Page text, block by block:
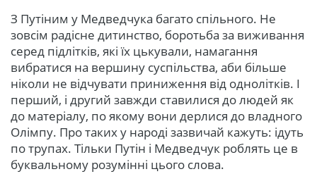
З Путіним у Медведчука багато спільного. Не
зовсім радісне дитинство, боротьба за виживання
серед підлітків, які їх цькували, намагання
вибратися на вершину суспільства, аби більше
ніколи не відчувати приниження від однолітків. І
перший, і другий завжди ставилися до людей як
до матеріалу, по якому вони дерлися до владного
Олімпу. Про таких у народі зазвичай кажуть: ідуть
по трупах. Тільки Путін і Медведчук роблять це в
буквальному розумінні цього слова.